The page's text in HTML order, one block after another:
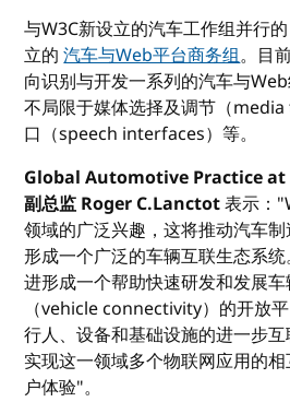
与W3C新设立的汽车工作组并行
立的汽车与Web平台商务组。目
向识别与开发一系列的汽车与
不局限于媒体选择及调节（
口（speech interfaces）等。
Global Automotive Practice
副总监 Roger C.Lanctot表示：
领域的广泛兴趣，这将推动汽车
形成一个广泛的车辆互联生态系
进形成一个帮助快速研发和发展
（vehicle connectivity）的开放
行人、设备和基础设施的进一步
实现这一领域多个物联网应用的
户体验"。